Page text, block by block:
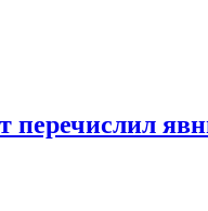
перечислил